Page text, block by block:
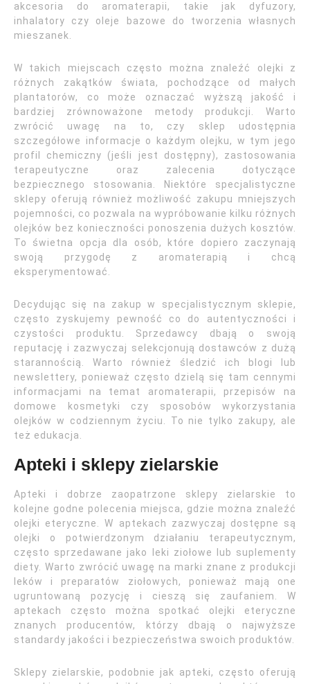
akcesoria do aromaterapii, takie jak dyfuzory,
inhalatory czy oleje bazowe do tworzenia własnych
mieszanek.
W takich miejscach często można znaleźć olejki z
różnych zakątków świata, pochodzące od małych
plantatorów, co może oznaczać wyższą jakość i
bardziej zrównoważone metody produkcji. Warto
zwrócić uwagę na to, czy sklep udostępnia
szczegółowe informacje o każdym olejku, w tym jego
profil chemiczny (jeśli jest dostępny), zastosowania
terapeutyczne oraz zalecenia dotyczące
bezpiecznego stosowania. Niektóre specjalistyczne
sklepy oferują również możliwość zakupu mniejszych
pojemności, co pozwala na wypróbowanie kilku różnych
olejków bez konieczności ponoszenia dużych kosztów.
To świetna opcja dla osób, które dopiero zaczynają
swoją przygodę z aromaterapią i chcą
eksperymentować.
Decydując się na zakup w specjalistycznym sklepie,
często zyskujemy pewność co do autentyczności i
czystości produktu. Sprzedawcy dbają o swoją
reputację i zazwyczaj selekcjonują dostawców z dużą
starannością. Warto również śledzić ich blogi lub
newslettery, ponieważ często dzielą się tam cennymi
informacjami na temat aromaterapii, przepisów na
domowe kosmetyki czy sposobów wykorzystania
olejków w codziennym życiu. To nie tylko zakupy, ale
też edukacja.
Apteki i sklepy zielarskie
Apteki i dobrze zaopatrzone sklepy zielarskie to
kolejne godne polecenia miejsca, gdzie można znaleźć
olejki eteryczne. W aptekach zazwyczaj dostępne są
olejki o potwierdzonym działaniu terapeutycznym,
często sprzedawane jako leki ziołowe lub suplementy
diety. Warto zwrócić uwagę na marki znane z produkcji
leków i preparatów ziołowych, ponieważ mają one
ugruntowaną pozycję i cieszą się zaufaniem. W
aptekach często można spotkać olejki eteryczne
znanych producentów, którzy dbają o najwyższe
standardy jakości i bezpieczeństwa swoich produktów.
Sklepy zielarskie, podobnie jak apteki, często oferują